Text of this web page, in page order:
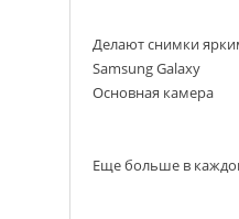
Делают снимки
Samsung Galaxy
Основная камера
Еще больше в